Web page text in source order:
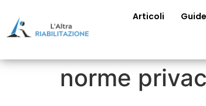
Articoli
norme